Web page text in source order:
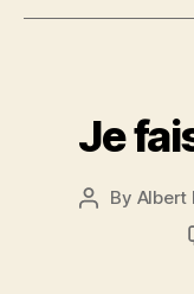
Je
Post
By Albert